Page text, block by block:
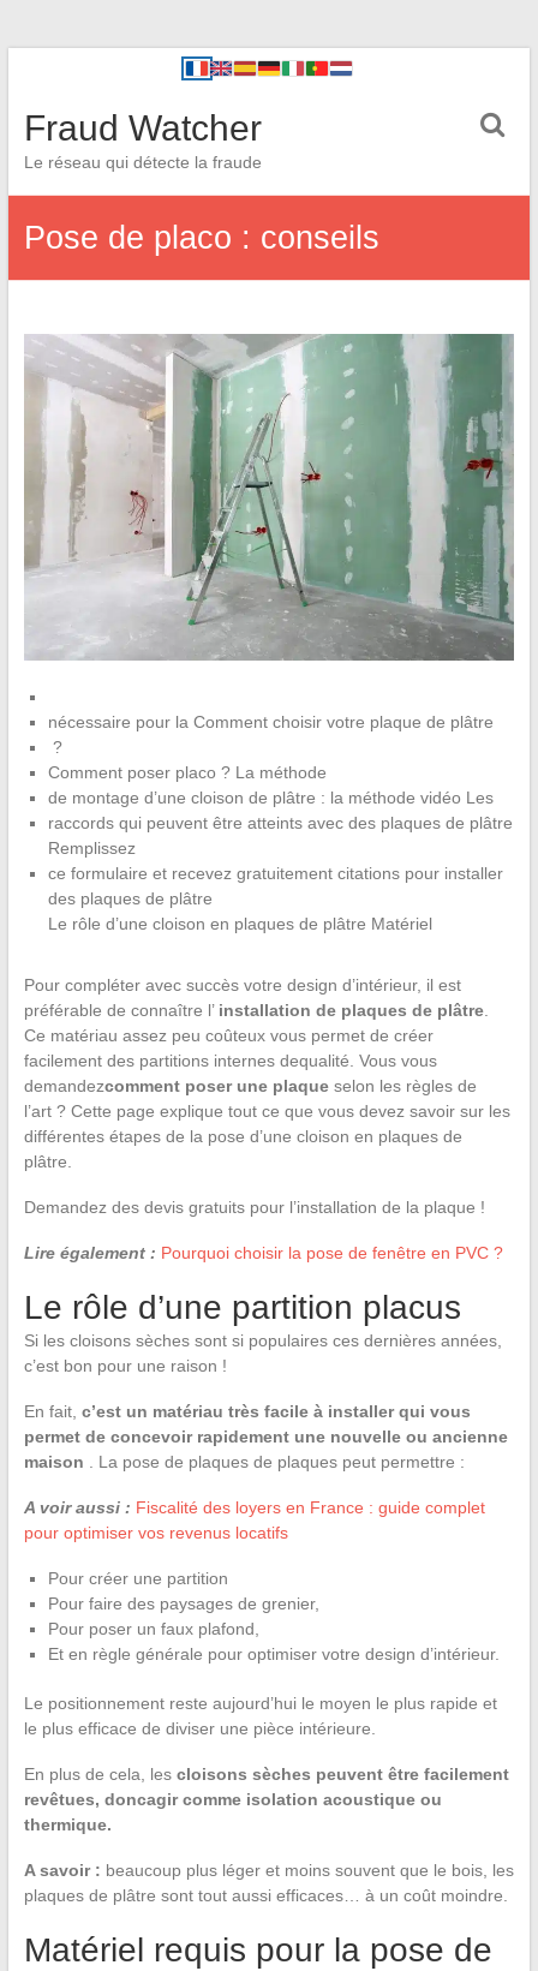
Fraud Watcher
Le réseau qui détecte la fraude
Pose de placo : conseils
nécessaire pour la Comment choisir votre plaque de plâtre
?
Comment poser placo ? La méthode
de montage d’une cloison de plâtre : la méthode vidéo Les
raccords qui peuvent être atteints avec des plaques de plâtre
Remplissez
ce formulaire et recevez gratuitement citations pour installer
des plaques de plâtre
Le rôle d’une cloison en plaques de plâtre Matériel
Pour compléter avec succès votre design d’intérieur, il est
préférable de connaître l’ installation de plaques de plâtre.
Ce matériau assez peu coûteux vous permet de créer
facilement des partitions internes dequalité. Vous vous
demandezcomment poser une plaqueselon les règles de
l’art ? Cette page explique tout ce que vous devez savoir sur les
différentes étapes de la pose d’une cloison en plaques de
plâtre.
Demandez des devis gratuits pour l’installation de la plaque !
Lire également : Pourquoi choisir la pose de fenêtre en PVC ?
Le rôle d’une partition placus
Si les cloisons sèches sont si populaires ces dernières années,
c’est bon pour une raison !
En fait, c’est un matériau très facile à installer qui vous
permet de concevoir rapidement une nouvelle ou ancienne
maison . La pose de plaques de plaques peut permettre :
A voir aussi : Fiscalité des loyers en France : guide complet
pour optimiser vos revenus locatifs
Pour créer une partition
Pour faire des paysages de grenier,
Pour poser un faux plafond,
Et en règle générale pour optimiser votre design d’intérieur.
Le positionnement reste aujourd’hui le moyen le plus rapide et
le plus efficace de diviser une pièce intérieure.
En plus de cela, les cloisons sèches peuvent être facilement
revêtues, doncagir comme isolation acoustique ou
thermique.
A savoir : beaucoup plus léger et moins souvent que le bois, les
plaques de plâtre sont tout aussi efficaces… à un coût moindre.
Matériel requis pour la pose de